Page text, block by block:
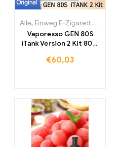
Einweg-E-Zigaretten Litauen,Einweg-
Alle, Einweg E-Zigaretten
Vaporesso GEN 80S
iTank Version 2 Kit 80W
€60,03